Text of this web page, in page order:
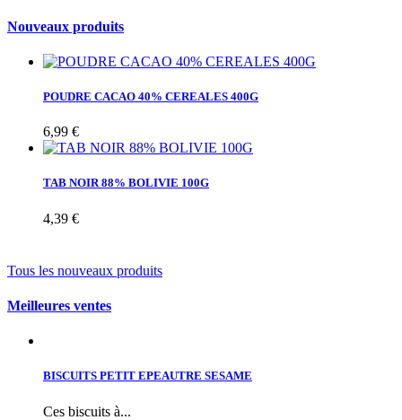
Nouveaux produits
POUDRE CACAO 40% CEREALES 400G
6,99 €
TAB NOIR 88% BOLIVIE 100G
4,39 €
Tous les nouveaux produits
Meilleures ventes
BISCUITS PETIT EPEAUTRE SESAME
Ces biscuits à...